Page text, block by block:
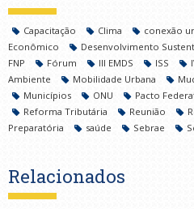
Capacitação Clima conexão
Econômico
Desenvolvimento
FNP
Fórum III EMDS ISS
Ambiente
Mobilidade Urbana
Municípios
ONU Pacto
Reforma Tributária
Reunião
Preparatória
saúde Sebrae
Relacionados